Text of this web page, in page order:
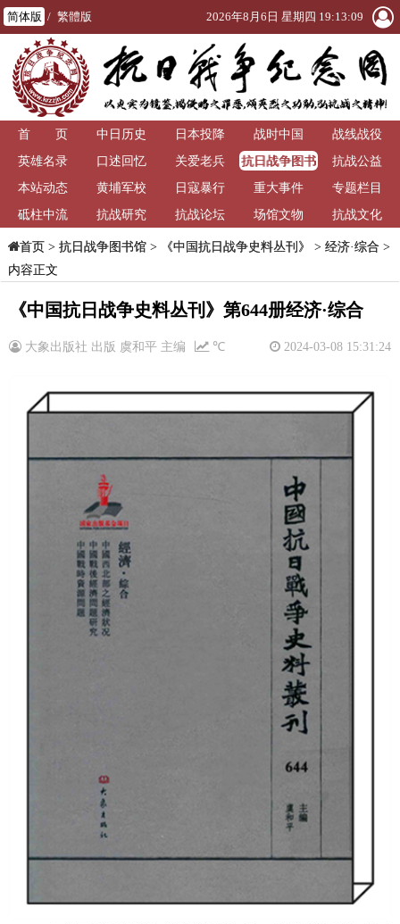
简体版 / 繁體版 2026年8月6日 星期四 19:13:09
首 页 中日历史 日本投降 战时中国
战线战役
英雄名录
口述回忆 关爱老兵
抗日战争图书
馆
抗战公益
本站动态
黄埔军校 日寇暴行 重大事件
专题栏目
砥柱中流
抗战研究 抗战论坛 场馆文物 抗战文化
首页> 抗日战争图书馆> 《中国抗日战争史料丛刊》 > 经济·综合>
内容正文
《中国抗日战争史料丛刊》第644册经济·综合
大象出版社 出版 虞和平 主编 2024-03-08 15:31:24
℃